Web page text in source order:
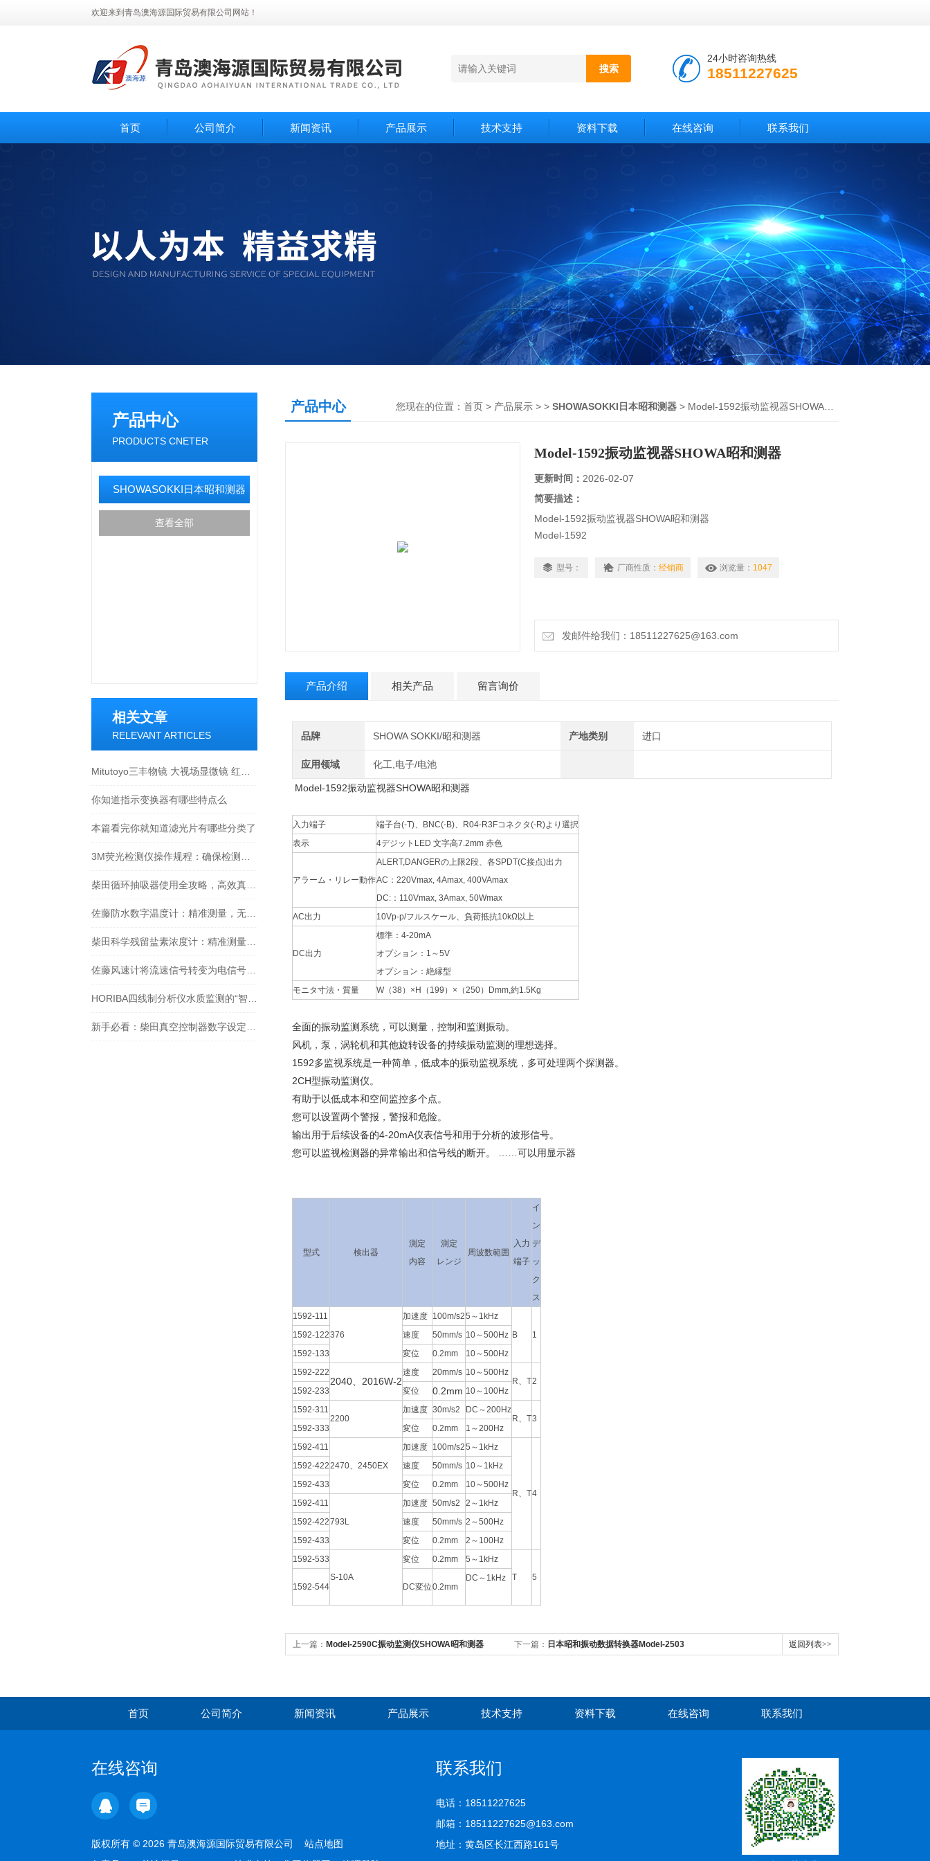
欢迎来到青岛澳海源国际贸易有限公司网站！
24小时咨询热线
18511227625
首页 公司简介 新闻资讯 产品展示 技术支持 资料下载 在线咨询 联系我们
产品中心
PRODUCTS CNETER
SHOWASOKKI日本昭和测器
查看全部
相关文章
RELEVANT ARTICLES
你知道指示变换器有哪些特点么
本篇看完你就知道滤光片有哪些分类了
产品中心 您现在的位置： 首页 > 产品展示 > > SHOWASOKKI日本昭和测器 > Model-1592振动监视器SHOWA昭和测器
Model-1592振动监视器SHOWA昭和测器
更新时间： 2026-02-07
简要描述：
Model-1592振动监视器SHOWA昭和测器
Model-1592
型号： 厂商性质： 经销商 浏览量： 1047
发邮件给我们：18511227625@163.com
产品介绍 相关产品 留言询价
品牌 SHOWA SOKKI/昭和测器 产地类别 进口
应用领域 化工,电子/电池
Model-1592振动监视器SHOWA昭和测器
入力端子
端子台(-T)、BNC(-B)、R04-R3Fコネクタ(-R)より選択
表示
4デジットLED 文字高7.2mm 赤色
アラーム・リレー動作
ALERT,DANGERの上限2段、各SPDT(C接点)出力
AC：220Vmax, 4Amax, 400VAmax
DC:：110Vmax, 3Amax, 50Wmax
AC出力
10Vp-p/フルスケール、負荷抵抗10kΩ以上
DC出力
標準：4-20mA
オプション：1～5V
オプション：絶縁型
モニタ寸法・質量
W（38）×H（199）×（250）Dmm,約1.5Kg
全面的振动监测系统，可以测量，控制和监测振动。
风机，泵，涡轮机和其他旋转设备的持续振动监测的理想选择。
1592多监视系统是一种简单，低成本的振动监视系统，多可处理两个探测器。
2CH型振动监测仪。
有助于以低成本和空间监控多个点。
您可以设置两个警报，警报和危险。
输出用于后续设备的4-20mA仪表信号和用于分析的波形信号。
您可以监视检测器的异常输出和信号线的断开。 ……可以用显示器
型式 検出器
測定
内容
測定
レンジ
周波数範囲
入力
端子
イ
ン
デ
ッ
ク
ス
1592-111
376
加速度 100m/s25～1kHz
B
1
1592-122 速度 50mm/s 10～500Hz
1592-133
変位 0.2mm
10～500Hz
1592-222
2040、2016W-2
速度 20mm/s 10～500Hz
R、T2
1592-233
変位 0.2mm 10～100Hz
1592-311
2200
加速度 30m/s2
DC～200Hz
R、T3
1592-333
変位 0.2mm
1～200Hz
1592-411
2470、2450EX
加速度 100m/s25～1kHz
R、T4
1592-422 速度 50mm/s 10～1kHz
1592-433
変位 0.2mm
10～500Hz
1592-411
793L
加速度 50m/s2
2～1kHz
1592-422
速度 50mm/s 2～500Hz
1592-433
変位 0.2mm
2～100Hz
1592-533
S-10A
変位 0.2mm
5～1kHz
T
5
1592-544
DC変位0.2mm
DC～1kHz
上一篇： Model-2590C振动监测仪SHOWA昭和测器 下一篇： 日本昭和振动数据转换器Model-2503 返回列表>>
首页 公司简介 新闻资讯 产品展示 技术支持 资料下载 在线咨询 联系我们
在线咨询
版权所有 © 2026 青岛澳海源国际贸易有限公司 站点地图
联系我们
电话：18511227625
邮箱：18511227625@163.com
地址：黄岛区长江西路161号